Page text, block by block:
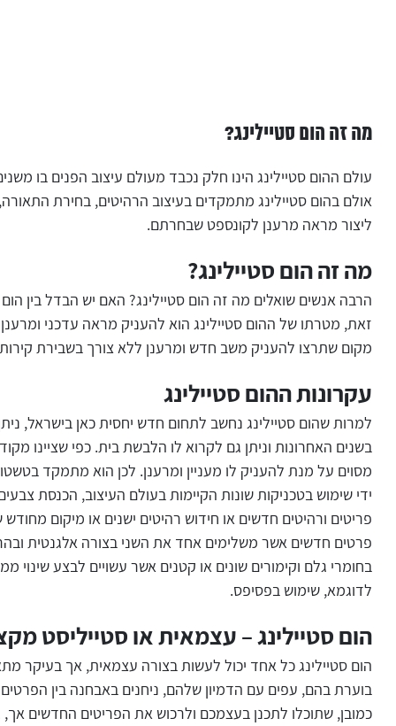
מה זה הום סטיילינג?
עולם ההום סטיילינג הינו חלק נכבד מעולם עיצוב הפנים בו
אולם בהום סטיילינג מתמקדים בעיצוב הרהיטים, בחירת התאורה,
ליצור מראה מרענן לקונספט שבחרתם.
מה זה הום סטיילינג?
הרבה אנשים שואלים מה זה הום סטיילינג? האם יש הבדל בין הום
זאת, מטרתו של ההום סטיילינג הוא להעניק מראה עדכני
מקום שתרצו להעניק משב חדש ומרענן ללא צורך בשבירת
עקרונות ההום סטיילינג
למרות שהום סטיילינג נחשב לתחום חדש יחסית כאן בישראל,
בשנים האחרונות וניתן גם לקרוא לו הלבשת בית. כפי שציינו
מסוים על מנת להעניק לו מעניין ומרענן. לכן הוא מתמקד
ידי שימוש בטכניקות שונות הקיימות בעולם העיצוב, הכנסת
פריטים ורהיטים חדשים או חידוש רהיטים ישנים או מיקום
פרטים חדשים אשר משלימים אחד את השני בצורה אלגנטית
בחומרי גלם וקימורים שונים או קטנים אשר עשויים לבצע שינוי
לדוגמא, שימוש בפסיפס.
הום סטיילינג – עצמאית או סטייליסט
הום סטיילינג כל אחד יכול לעשות בצורה עצמאית, אך בעיקר
בוערת בהם, עפים עם הדמיון שלהם, ניחנים באבחנה בין הפרטים
כמובן, שתוכלו לתכנן בעצמכם ולרכוש את הפריטים החדשים אך,